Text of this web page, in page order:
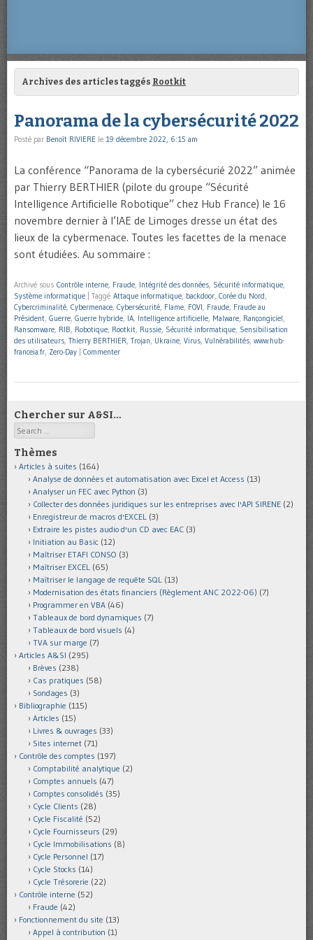
Archives des articles taggés Rootkit
Panorama de la cybersécurité 2022
Posté par Benoît RIVIERE le 19 décembre 2022, 6:15 am
La conférence “Panorama de la cybersécurié 2022” animée
par Thierry BERTHIER (pilote du groupe “Sécurité
Intelligence Artificielle Robotique” chez Hub France) le 16
novembre dernier à l’IAE de Limoges dresse un état des
lieux de la cybermenace. Toutes les facettes de la menace
sont étudiées. Au sommaire :
Archivé sous Contrôle interne, Fraude, Intégrité des données, Sécurité informatique,
Système informatique
Taggé Attaque informatique, backdoor, Corée du Nord,
Cybercriminalité, Cybermenace, Cybersécurité, Flame, FOVI, Fraude, Fraude au
Président, Guerre, Guerre hybride, IA, Intelligence artificielle, Malware, Rançongiciel,
Ransomware, RIB, Robotique, Rootkit, Russie, Sécurité informatique, Sensibilisation
des utilisateurs, Thierry BERTHIER, Trojan, Ukraine, Virus, Vulnérabilités, www.hub-
franceia.fr, Zero-Day Commenter
Chercher sur A&SI…
Search
Thèmes
Articles à suites (164)
Analyse de données et automatisation avec Excel et Access (13)
Analyser un FEC avec Python (3)
Collecter des données juridiques sur les entreprises avec l'API SIRENE (2)
Enregistreur de macros d'EXCEL (3)
Extraire les pistes audio d'un CD avec EAC (3)
Initiation au Basic (12)
Maîtriser ETAFI CONSO (3)
Maîtriser EXCEL (65)
Maîtriser le langage de requête SQL (13)
Modernisation des états financiers (Règlement ANC 2022-06) (7)
Programmer en VBA (46)
Tableaux de bord dynamiques (7)
Tableaux de bord visuels (4)
TVA sur marge (7)
Articles A&SI (295)
Brèves (238)
Cas pratiques (58)
Sondages (3)
Bibliographie (115)
Articles (15)
Livres & ouvrages (33)
Sites internet (71)
Contrôle des comptes (197)
Comptabilité analytique (2)
Comptes annuels (47)
Comptes consolidés (35)
Cycle Clients (28)
Cycle Fiscalité (52)
Cycle Fournisseurs (29)
Cycle Immobilisations (8)
Cycle Personnel (17)
Cycle Stocks (14)
Cycle Trésorerie (22)
Contrôle interne (52)
Fraude (42)
Fonctionnement du site (13)
Appel à contribution (1)